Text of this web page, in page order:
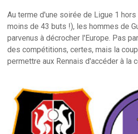
Au terme d'une soirée de Ligue 1 hors
moins de 43 buts !), les hommes de
parvenus à décrocher l'Europe. Pas
des compétitions, certes, mais la
permettre aux Rennais d'accéder à la